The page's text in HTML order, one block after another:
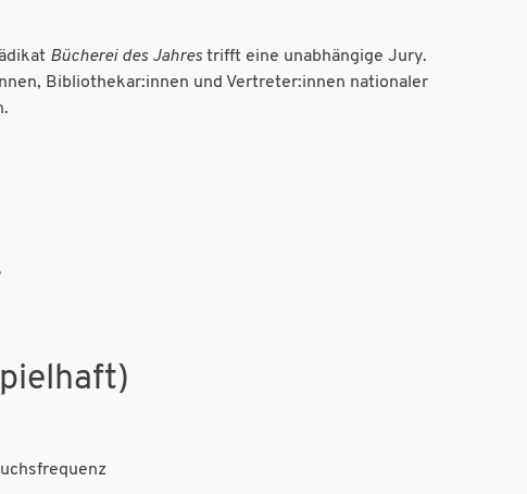
Bücherei des Jahrestrifft eine unabhängige Jury.
Bibliothekar:innen und Vertreter:innen nationaler